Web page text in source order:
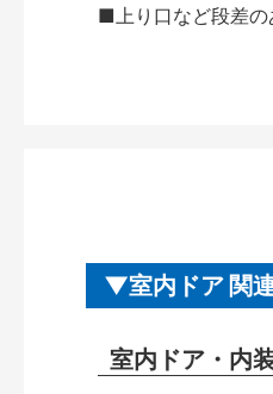
■上り口など段差の
室内ドア 関
室内ドア・内